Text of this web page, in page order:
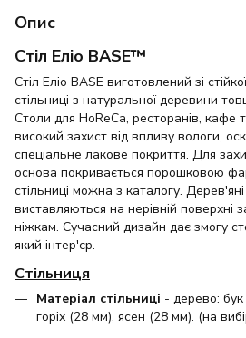
Опис
Стіл Еліо BASE™
Стіл Еліо BASE виготовлений зі
стільниці з натуральної деревини
Столи для HoReCa, ресторанів, кафе
високий захист від впливу вологи,
спеціальне лакове покриття. Для
основа покривається порошковою
стільниці можна з каталогу.
виставляються на нерівній поверхні
ніжкам. Сучасний дизайн дає змогу
який інтер'єр.
Стільниця
Матеріал стільниці - дерево:
горіх (28 мм), ясен (28 мм). (на